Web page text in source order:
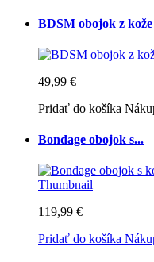
BDSM obojok z kože
49,99 €
Pridať do košíka
Bondage obojok s...
119,99 €
Pridať do košíka